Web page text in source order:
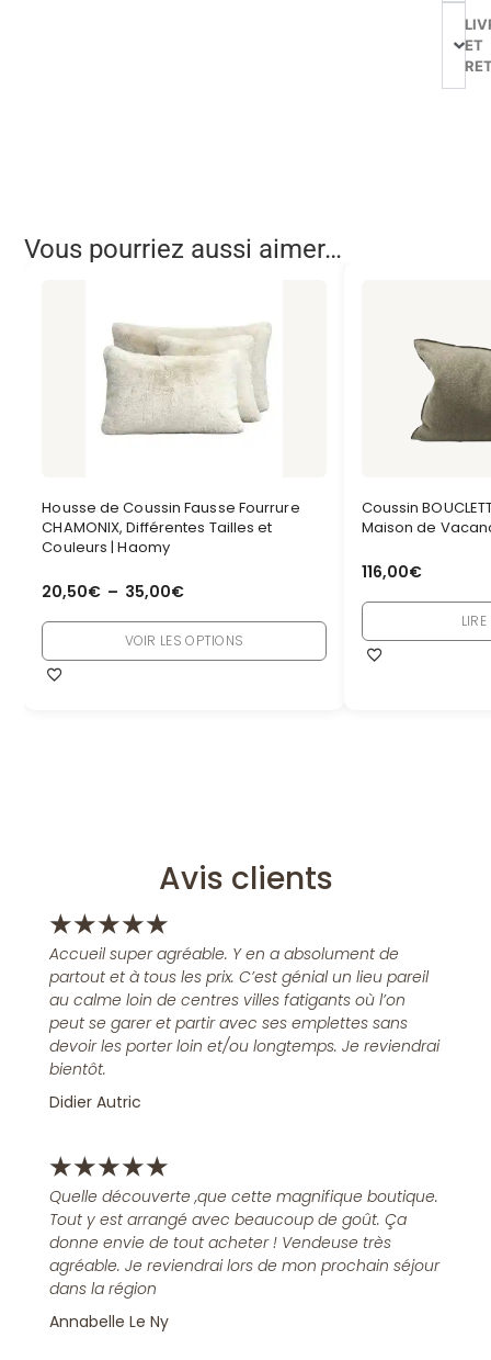
ET
Vous pourriez aussi aimer…
Housse de Coussin Fausse Fourrure
CHAMONIX, Différentes Tailles et
Couleurs | Haomy
20,50€ – 35,00€
VOIR LES OPTIONS
Coussin
Maison de
116,00€
Avis clients
★★★★★
Accueil super agréable. Y en a absolument de
partout et à tous les prix. C’est génial un lieu pareil
au calme loin de centres villes fatigants où l’on
peut se garer et partir avec ses emplettes sans
devoir les porter loin et/ou longtemps. Je reviendrai
bientôt.
Didier Autric
★★★★★
Quelle découverte ,que cette magnifique boutique.
Tout y est arrangé avec beaucoup de goût. Ça
donne envie de tout acheter ! Vendeuse très
agréable. Je reviendrai lors de mon prochain séjour
dans la région
Annabelle Le Ny